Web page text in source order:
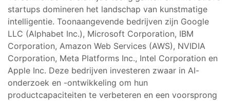
startups domineren het landschap van kunstmatige
intelligentie. Toonaangevende bedrijven zijn Google
LLC (Alphabet Inc.), Microsoft Corporation, IBM
Corporation, Amazon Web Services (AWS), NVIDIA
Corporation, Meta Platforms Inc., Intel Corporation en
Apple Inc. Deze bedrijven investeren zwaar in AI-
onderzoek en -ontwikkeling om hun
productcapaciteiten te verbeteren en een voorsprong